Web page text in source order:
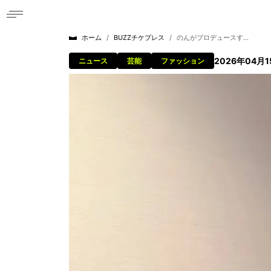
ホーム BUZZチケプレス のんがプロデュースす...
ニュース 芸能 ファッション 2026年04月